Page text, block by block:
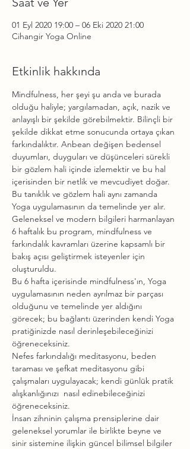
01 Eyl 2020 19:00 – 06 Eki 2020 21:00
Cihangir Yoga Online
Etkinlik hakkında
Mindfulness, her şeyi şu anda ve burada
olduğu haliyle; yargılamadan, açık, nazik ve
anlayışlı bir şekilde görebilmektir. Bilinçli bir
şekilde dikkat etme sonucunda ortaya çıkan
farkındalıktır. Anbean değişen bedensel
duyumları, duyguları ve düşünceleri sürekli
bir gözlem hali içinde izlemektir ve bu hal
içerisinden bir netlik ve mevcudiyet doğar.
Bu tanıklık ve gözlem hali aynı zamanda
Yoga uygulamasının da temelinde yer alır.
Geleneksel ve modern bilgileri harmanlayan
6 haftalık bu program, mindfulness ve
farkındalık kavramları üzerine kapsamlı bir
bakış açısı geliştirmek isteyenler için
oluşturuldu.
Bu 6 hafta içerisinde mindfulness'ın, Yoga
uygulamasının neden ayrılmaz bir parçası
olduğunu ve temelinde yer aldığını
görecek; bu bağlantı üzerinden kendi Yoga
pratiğinizde nasıl derinleşebileceğinizi
öğreneceksiniz.
Nefes farkındalığı meditasyonu, beden
taraması ve şefkat meditasyonu gibi
çalışmaları uygulayacak; kendi günlük pratik
alışkanlığınızı  nasıl edinebileceğinizi
öğreneceksiniz.
İnsan zihninin çalışma prensiplerine dair
geleneksel yorumlar ile birlikte beyne ve
sinir sistemine ilişkin güncel bilimsel bilgiler